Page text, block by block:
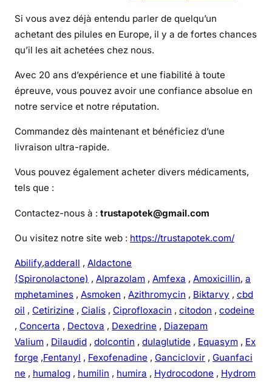
e
Si vous avez déjà entendu parler de quelqu’un
achetant des pilules en Europe, il y a de fortes chances
qu’il les ait achetées chez nous.
Avec 20 ans d’expérience et une fiabilité à toute
épreuve, vous pouvez avoir une confiance absolue en
notre service et notre réputation.
Commandez dès maintenant et bénéficiez d’une
livraison ultra-rapide.
Vous pouvez également acheter divers médicaments,
tels que :
Contactez-nous à : trustapotek@gmail.com
Ou visitez notre site web : https://trustapotek.com/
Abilify,adderall , Aldactone
(Spironolactone) , Alprazolam , Amfexa , Amoxicillin, a
mphetamines , Asmoken , Azithromycin , Biktarvy , cbd
oil , Cetirizine , Cialis , Ciprofloxacin , citodon , codeine
, Concerta , Dectova , Dexedrine , Diazepam
Valium , Dilaudid , dolcontin , dulaglutide , Equasym , Ex
forge ,Fentanyl , Fexofenadine , Ganciclovir , Guanfaci
ne , humalog , humilin , humira , Hydrocodone , Hydrom